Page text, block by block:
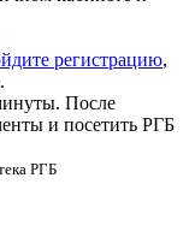
регистрацию,
После
и посетить РГБ
РГБ